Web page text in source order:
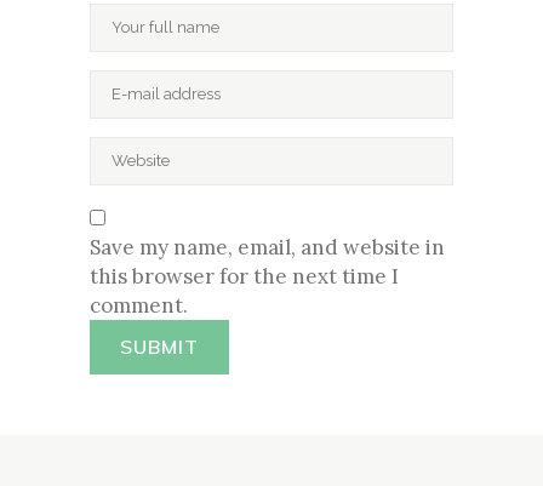
Save my name, email, and website in
this browser for the next time I
comment.